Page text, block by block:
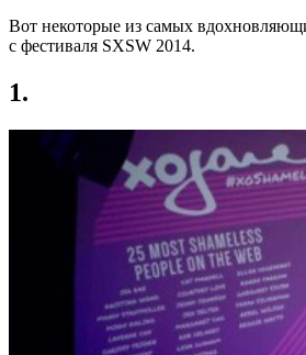
Вот некоторые из самых
с фестиваля SXSW 2014.
1.